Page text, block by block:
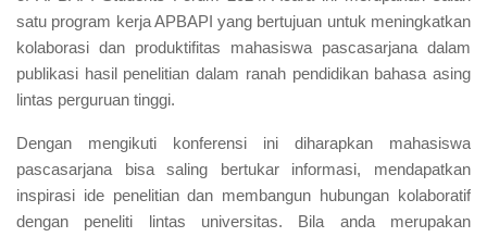
satu program kerja APBAPI yang bertujuan untuk meningkatkan
kolaborasi dan produktifitas mahasiswa pascasarjana dalam
publikasi hasil penelitian dalam ranah pendidikan bahasa asing
lintas perguruan tinggi.
Dengan mengikuti konferensi ini diharapkan mahasiswa
pascasarjana bisa saling bertukar informasi, mendapatkan
inspirasi ide penelitian dan membangun hubungan kolaboratif
dengan peneliti lintas universitas. Bila anda merupakan